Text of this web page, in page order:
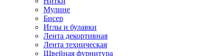
Мулине
Бисер
Иглы и булавки
Лента декортивная
Лента техническая
Швейная фурнитура